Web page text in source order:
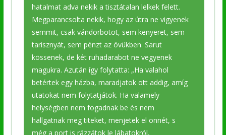
hatalmat adva nekik a tisztátalan lelkek felett.
Megparancsolta nekik, hogy az útra ne vigyenek
semmit, csak vándorbotot, sem kenyeret, sem
tarisznyát, sem pénzt az övükben. Sarut
kössenek, de két ruhadarabot ne vegyenek
magukra. Azután így folytatta: „Ha valahol
betértek egy házba, maradjatok ott addig, amíg
utatokat nem folytatjátok. Ha valamely
helységben nem fogadnak be és nem
hallgatnak meg titeket, menjetek el onnét, s
még a port is rázzátok le lábatokról,